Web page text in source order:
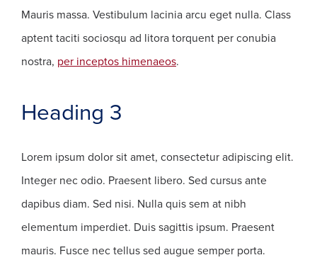
Mauris massa. Vestibulum lacinia arcu eget nulla. Class
aptent taciti sociosqu ad litora torquent per conubia
nostra, per inceptos himenaeos.
Heading 3
Lorem ipsum dolor sit amet, consectetur adipiscing elit.
Integer nec odio. Praesent libero. Sed cursus ante
dapibus diam. Sed nisi. Nulla quis sem at nibh
elementum imperdiet. Duis sagittis ipsum. Praesent
mauris. Fusce nec tellus sed augue semper porta.